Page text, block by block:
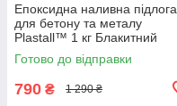
Епоксидна наливна підлога
для бетону та металу
Plastall™ 1 кг Блакитний
hotdeal
Готово до відправки
790 ₴ 1 290 ₴